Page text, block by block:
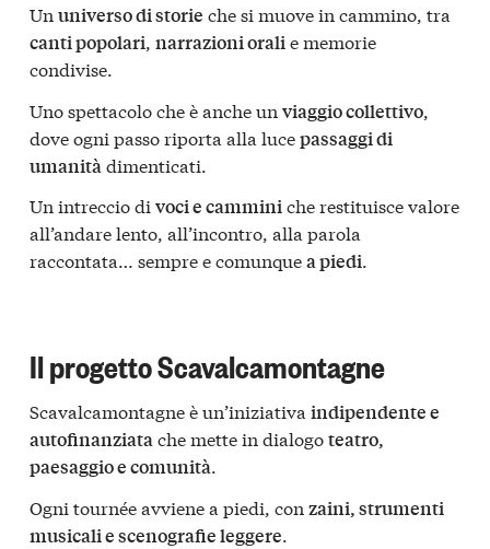
Un universo di storie che si muove in cammino, tra
canti popolari, narrazioni oralie memorie
condivise.
Uno spettacolo che è anche un viaggio collettivo,
dove ogni passo riporta alla lucepassaggi di
umanitàdimenticati.
Un intreccio di voci e camminiche restituisce valore
all’andare lento, all’incontro, alla parola
raccontata… sempre e comunquea piedi.
Il progetto Scavalcamontagne
Scavalcamontagne è un’iniziativa indipendente e
autofinanziatache mette in dialogoteatro,
paesaggio e comunità.
Ogni tournée avviene a piedi, con zaini, strumenti
musicali e scenografie leggere.